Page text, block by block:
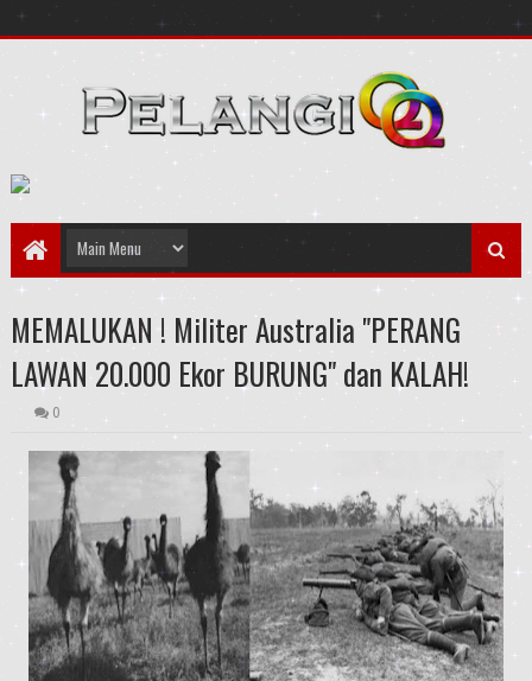
MEMALUKAN ! Militer Australia "PERANG
LAWAN 20.000 Ekor BURUNG" dan KALAH!
0